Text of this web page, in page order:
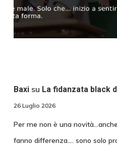
Baxisu La fidanzata black
26 Luglio 2026
Per me non è una
fanno differenza.... sono solo